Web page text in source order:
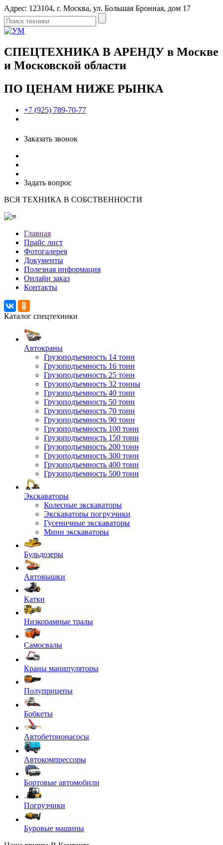
Адрес: 123104, г. Москва, ул. Большая Бронная, дом 17
СПЕЦТЕХНИКА В АРЕНДУ в Москве
и Московской области
ПО ЦЕНАМ НИЖЕ РЫНКА
+7 (925) 789-70-77
Заказать звонок
Задать вопрос
ВСЯ ТЕХНИКА В СОБСТВЕННОСТИ
Главная
Прайс лист
Фотогалерея
Документы
Полезная информация
Онлайн заказ
Контакты
Каталог спецтехники
Автокраны
Грузоподъемность 14 тонн
Грузоподъемность 16 тонн
Грузоподъемность 25 тонн
Грузоподъемность 32 тонны
Грузоподъемность 40 тонн
Грузоподъемность 50 тонн
Грузоподъемность 70 тонн
Грузоподъемность 90 тонн
Грузоподъемность 100 тонн
Грузоподъемность 150 тонн
Грузоподъемность 200 тонн
Грузоподъемность 300 тонн
Грузоподъемность 400 тонн
Грузоподъемность 500 тонн
Экскаваторы
Колесные экскаваторы
Экскаваторы погрузчики
Гусеничные экскаваторы
Мини экскаваторы
Бульдозеры
Автовышки
Катки
Низкорамные тралы
Самосвалы
Краны манипуляторы
Полуприцепы
Бобкеты
Автобетононасосы
Автокомпрессоры
Бортовые автомобили
Погрузчики
Буровые машины